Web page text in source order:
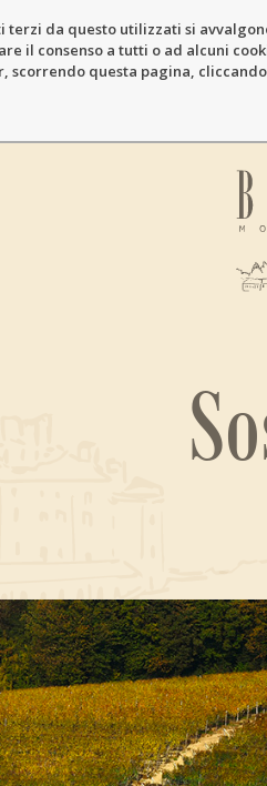
terzi da questo utilizzati si
il consenso a tutti o ad alcuni
scorrendo questa pagina,